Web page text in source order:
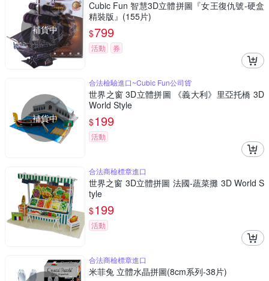
補貨中
Cubic Fun 智慧3D立體拼圖『女王復仇號-硬盒
精裝版』(155片)
$799
活動 券
補貨中
合法檢驗進口~Cubic Fun公司貨
世界之窗 3D立體拼圖 《義大利》里亞托橋 3D
World Style
$199
活動
合法商檢標章進口
世界之窗 3D立體拼圖 法國-蔬菜攤 3D World S
tyle
$199
活動
合法商檢標章進口
米菲兔 立體水晶拼圖(8cm系列-38片)